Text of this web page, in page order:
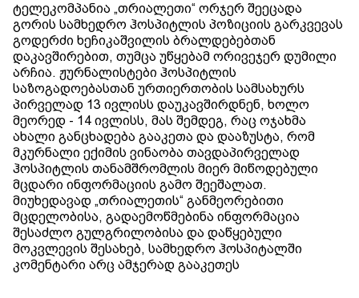
ტელეკომპანია „თრიალეთი“ ორჯერ შეეცადა
გორის სამხედრო ჰოსპიტლის პოზიციის გარკვევას
გოდერძი ხეჩიკაშვილის ბრალდებებთან
დაკავშირებით, თუმცა უწყებამ ორივეჯერ დუმილი
არჩია. ჟურნალისტები ჰოსპიტლის
საზოგადოებასთან ურთიერთობის სამსახურს
პირველად 13 ივლისს დაუკავშირდნენ, ხოლო
მეორედ - 14 ივლისს, მას შემდეგ, რაც ოჯახმა
ახალი განცხადება გააკეთა და დააზუსტა, რომ
მკურნალი ექიმის ვინაობა თავდაპირველად
ჰოსპიტლის თანამშრომლის მიერ მიწოდებული
მცდარი ინფორმაციის გამო შეეშალათ.
მიუხედავად „თრიალეთის“ განმეორებითი
მცდელობისა, გადაემოწმებინა ინფორმაცია
შესაძლო გულგრილობისა და დაწყებული
მოკვლევის შესახებ, სამხედრო ჰოსპიტალში
კომენტარი არც ამჯერად გააკეთეს